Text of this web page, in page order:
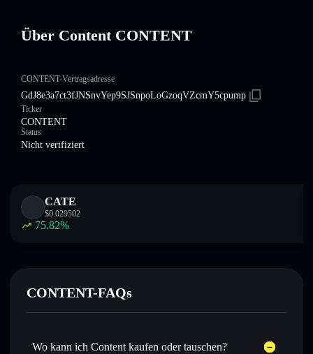
Über Content CONTENT
CONTENT-Vertragsadresse
GdJ8e3a7ct3fJNSnvYep9SJSnpoLoGzoqVZcmY5cpump
Ticker
CONTENT
Status
Nicht verifiziert
CATE
$0.029502
75.82%
CONTENT-FAQs
Wo kann ich Content kaufen oder tauschen?